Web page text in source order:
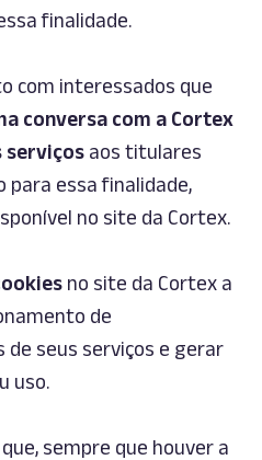
finalidade.
com interessados que
conversa com a Cortex
serviços aos titulares
para essa finalidade,
no site da Cortex.
no site da Cortex a
de
de seus serviços e gerar
uso.
sempre que houver a